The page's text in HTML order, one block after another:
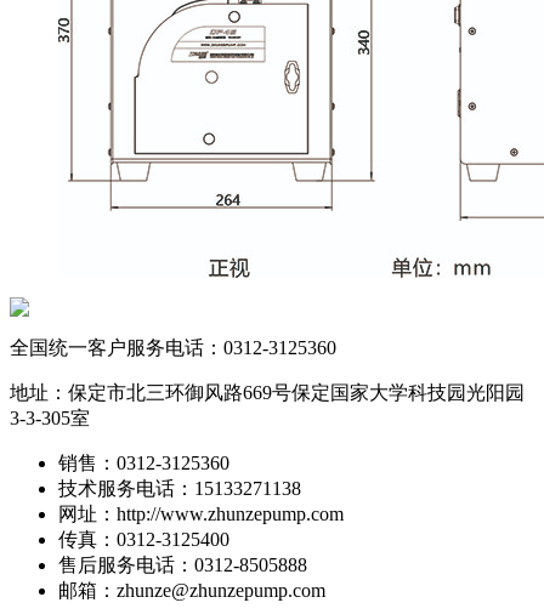
全国统一客户服务电话： 0312-3125360
地址：保定市北三环御风路669号保定国家大学科技园光阳园
3-3-305室
销售：0312-3125360
技术服务电话：15133271138
网址：http://www.zhunzepump.com
传真：0312-3125400
售后服务电话：0312-8505888
邮箱：zhunze@zhunzepump.com